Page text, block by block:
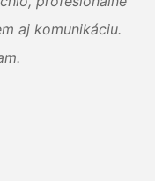
aj komunikáciu.